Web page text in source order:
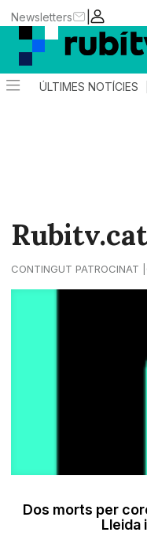
|
Newsletters
ÚLTIMES NOTÍCIES
CONTINGUT PATROCINAT
Dos morts per
Lleida